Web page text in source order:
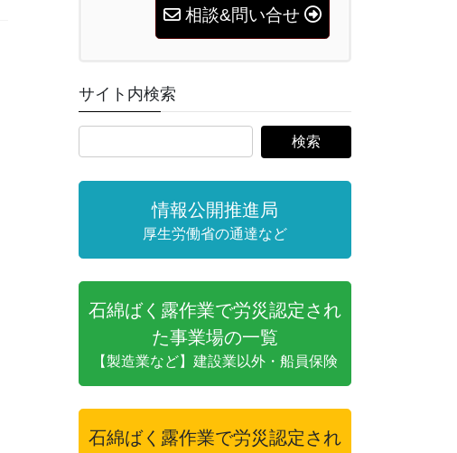
相談&問い合せ
サイト内検索
情報公開推進局
厚生労働省の通達など
石綿ばく露作業で労災認定され
た事業場の一覧
【製造業など】建設業以外・船員保険
石綿ばく露作業で労災認定され